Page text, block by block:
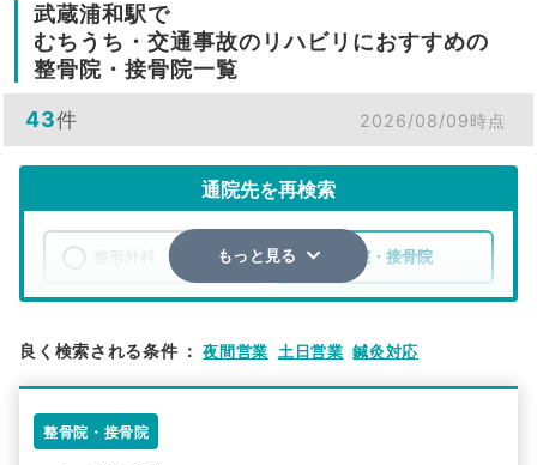
武蔵浦和駅で
むちうち・交通事故のリハビリにおすすめの
整骨院・接骨院一覧
43件 2026/08/09時点
通院先を再検索
整骨院・接骨院
検索する
もっと見る
良く検索される条件 ： 夜間営業 土日営業 鍼灸対応
整骨院・接骨院